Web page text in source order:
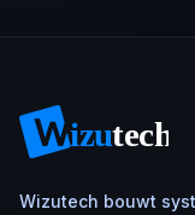
Wizutech bouwt